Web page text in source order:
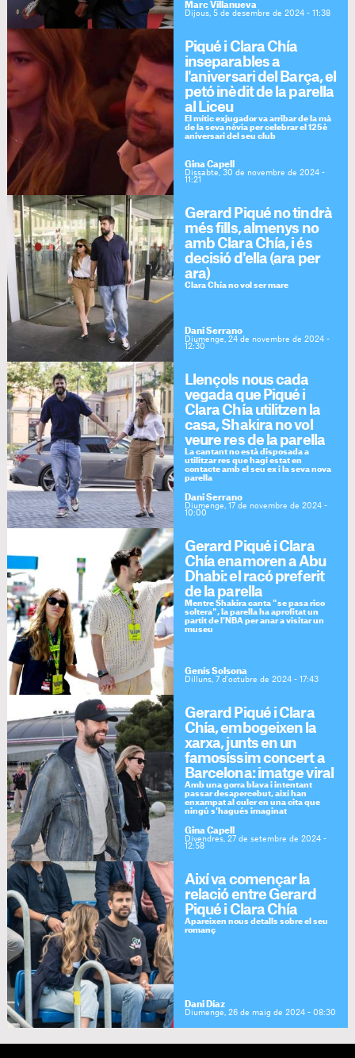
Marc Villanueva
Dijous, 5 de desembre de 2024 - 11:38
Piqué i Clara Chía
inseparables a
l'aniversari del Barça, el
petó inèdit de la parella
al Liceu
El mític exjugador va arribar de la mà
de la seva nòvia per celebrar el 125è
aniversari del seu club
Gina Capell
Dissabte, 30 de novembre de 2024 -
11:21
Gerard Piqué no tindrà
més fills, almenys no
amb Clara Chía, i és
decisió d'ella (ara per
ara)
Clara Chía no vol ser mare
Dani Serrano
Diumenge, 24 de novembre de 2024 -
12:30
Llençols nous cada
vegada que Piqué i
Clara Chía utilitzen la
casa, Shakira no vol
veure res de la parella
La cantant no està disposada a
utilitzar res que hagi estat en
contacte amb el seu ex i la seva nova
parella
Dani Serrano
Diumenge, 17 de novembre de 2024 -
10:00
Gerard Piqué i Clara
Chía enamoren a Abu
Dhabi: el racó preferit
de la parella
Mentre Shakira canta "se pasa rico
soltera", la parella ha aprofitat un
partit de l'NBA per anar a visitar un
museu
Genís Solsona
Dilluns, 7 d'octubre de 2024 - 17:43
Gerard Piqué i Clara
Chía, embogeixen la
xarxa, junts en un
famosíssim concert a
Barcelona: imatge viral
Amb una gorra blava i intentant
passar desapercebut, així han
enxampat al culer en una cita que
ningú s'hagués imaginat
Gina Capell
Divendres, 27 de setembre de 2024 -
12:58
Així va començar la
relació entre Gerard
Piqué i Clara Chía
Apareixen nous detalls sobre el seu
romanç
Dani Díaz
Diumenge, 26 de maig de 2024 - 08:30